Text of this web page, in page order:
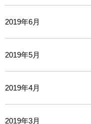
2019年6月
2019年5月
2019年4月
2019年3月